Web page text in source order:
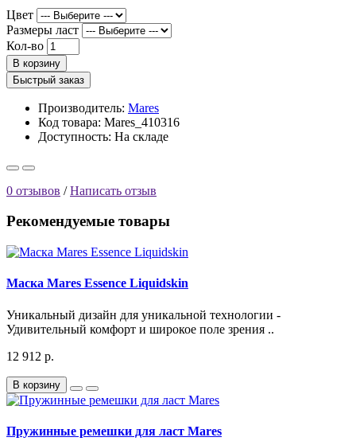
Цвет
Размеры ласт
Кол-во
В корзину
Быстрый заказ
Производитель: Mares
Код товара: Mares_410316
Доступность: На складе
0 отзывов /Написать отзыв
Рекомендуемые товары
Маска Mares Essence Liquidskin
Уникальный дизайн для уникальной технологии -
Удивительный комфорт и широкое поле зрения ..
12 912 р.
В корзину
Пружинные ремешки для ласт Mares